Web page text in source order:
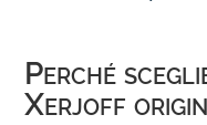
Perché
Xerjoff